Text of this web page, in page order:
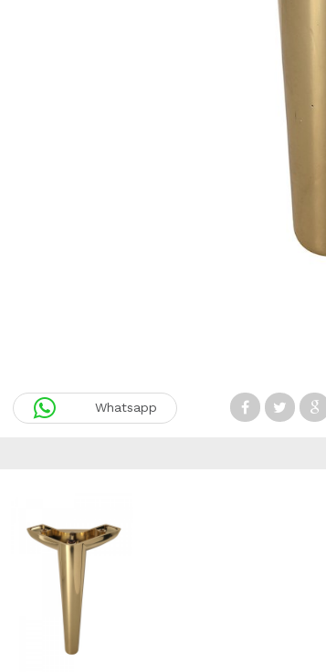
Whatsapp